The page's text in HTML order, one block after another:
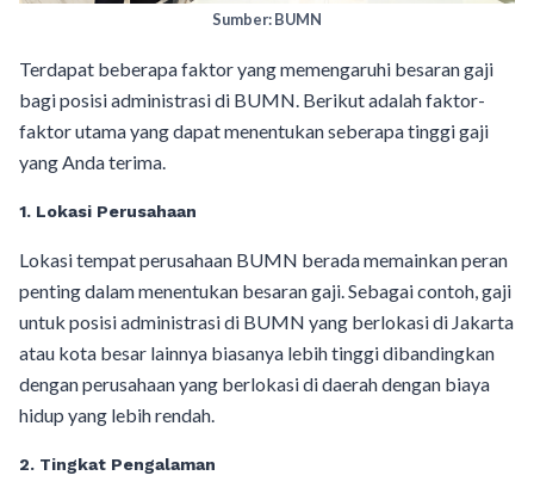
Sumber: BUMN
Terdapat beberapa faktor yang memengaruhi besaran gaji
bagi posisi administrasi di BUMN. Berikut adalah faktor-
faktor utama yang dapat menentukan seberapa tinggi gaji
yang Anda terima.
1. Lokasi Perusahaan
Lokasi tempat perusahaan BUMN berada memainkan peran
penting dalam menentukan besaran gaji. Sebagai contoh, gaji
untuk posisi administrasi di BUMN yang berlokasi di Jakarta
atau kota besar lainnya biasanya lebih tinggi dibandingkan
dengan perusahaan yang berlokasi di daerah dengan biaya
hidup yang lebih rendah.
2. Tingkat Pengalaman